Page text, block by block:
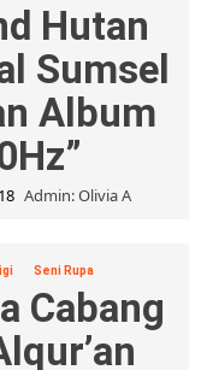
Hutan
Sumsel
Album
Admin: Olivia A
Seni Rupa
Cabang